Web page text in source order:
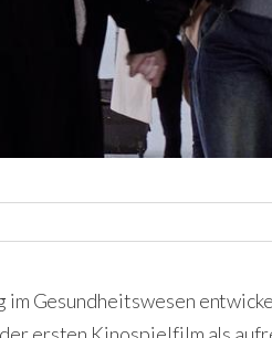
im Gesundheitswesen